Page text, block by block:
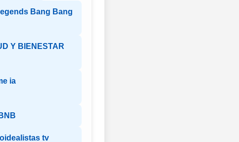
Bang Bang
Y BIENESTAR
ia
tv